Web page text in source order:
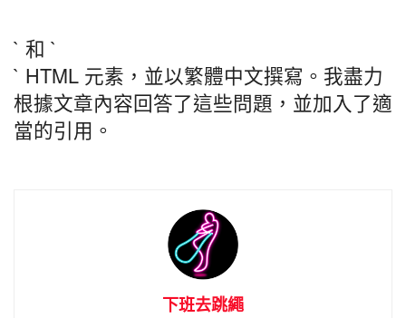
` 和 `
` HTML 元素，並以繁體中文撰寫。我盡力
根據文章內容回答了這些問題，並加入了適
當的引用。
下班去跳繩